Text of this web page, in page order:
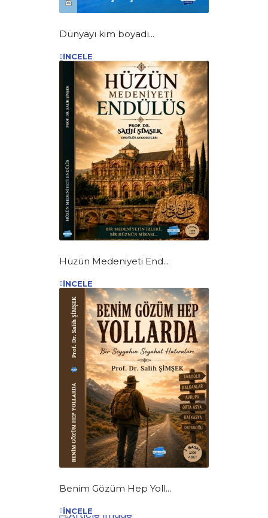
Dünyayı kim boyadı...
İNCELE
Hüzün Medeniyeti End...
İNCELE
Benim Gözüm Hep Yoll...
İNCELE